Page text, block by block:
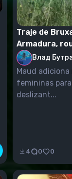
Traje de
Armadura,
Влад
Maud
femininas
deslizant...
4 0 0